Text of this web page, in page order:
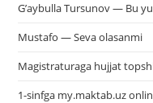
G’aybulla Tursunov — Bu
Mustafo — Seva olasanmi
Magistraturaga hujjat
1-sinfga my.maktab.uz